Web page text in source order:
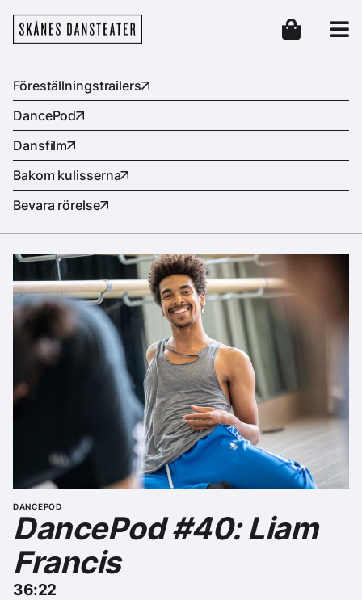
Skånes Dansteater
Header
Föreställningstrailers
DancePod
Dansfilm
Bakom kulisserna
Bevara rörelse
DANCEPOD
DancePod #40: Liam
Francis
36:22